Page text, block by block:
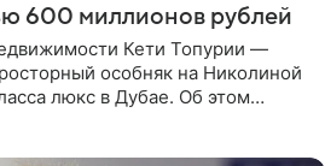
600 миллионов рублей
Кети Топурии —
особняк на Николиной
люкс в Дубае. Об этом